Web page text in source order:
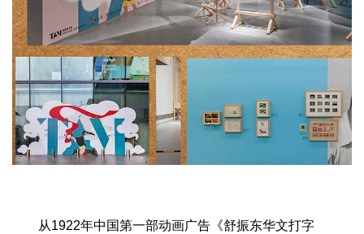
从1922年中国第一部动画广告《舒振东华文打字